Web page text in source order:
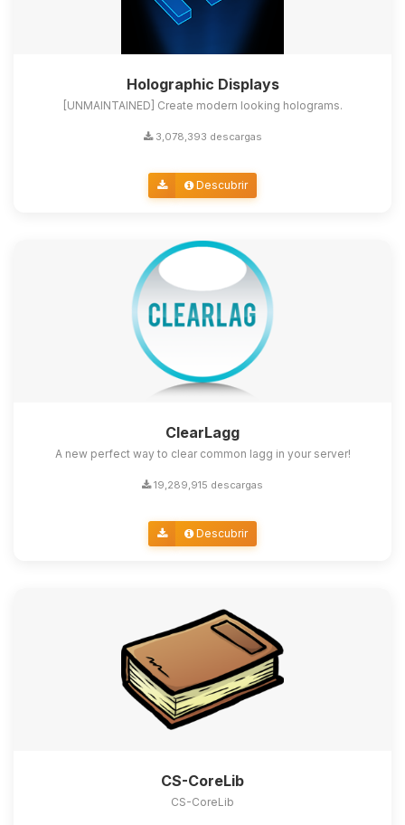
Holographic Displays
[UNMAINTAINED] Create modern looking holograms.
3,078,393 descargas
Descubrir
ClearLagg
A new perfect way to clear common lagg in your server!
19,289,915 descargas
Descubrir
CS-CoreLib
CS-CoreLib